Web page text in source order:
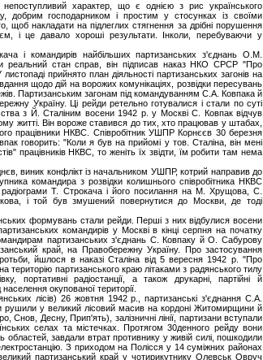
характер, що є однією з рис українського
добрим господарником і простим у стосунках із своїми
щоб накладати на підлеглих стягнення за дрібні порушення
і це давало хороші результати. Інколи, перебуваючи у
і командирів найбільших партизанських з'єднань О.М.
стан справ, він підписав наказ НКО СРСР "Про
прийнято план діяльності партизанських загонів на
щодо дій на ворожих комунікаціях, розвідки пересувань
Партизанським загонам під командуванням С.А. Ковпака й
Україну. Ці рейди ретельно готувалися і стали по суті
з Й. Сталіним восени 1942 р. у Москві С. Ковпак відчув
житті. Він вороже ставився до тих, хто працював у штабах,
працівники НКВС. Співробітник УШПР Корнєєв 30 березня
говорить: "Коли я був на прийомі у тов. Сталіна, він мені
працівників НКВС, то женіть їх звідти, їм робити там нема
виник конфлікт із начальником УШПР, котрий направив до
командира з розвідки колишнього співробітника НКВС
Т. Строкача і його посилання на М. Хрущова, С.
і той був змушений повернутися до Москви, де тоді
формувань стали рейди. Перші з них відбулися восени
командирів у Москві в кінці серпня на початку
партизанських з'єднань С. Ковпаку й О. Сабурову
край, на Правобережну Україну. Про застосування
йшлося в наказі Сталіна від 5 вересня 1942 р. "Про
територію партизанського краю літаками з радянського тилу
портативні радіостанції, а також друкарні, партійні й
окупованої території.
лісів) 26 жовтня 1942 р., партизанські з'єднання С.А.
у великий лісовий масив на кордоні Житомирщини й
Снов, Десну, Прип'ять), залізничні лінії, партизани вступали
селах та містечках. Протягом 30денного рейду вони
завдали втрат противнику у живій силі, пошкодили
З приходом на Полісся у 14 суміжних районах
партизанський край у чотирикутнику Олевськ Овруч